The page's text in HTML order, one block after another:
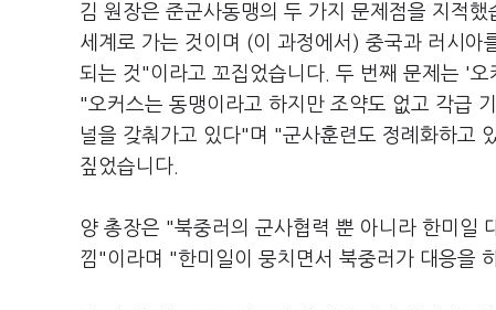
김 원장은 준군사동맹의 두 가지 문제점을 지적
세계로 가는 것이며 (이 과정에서) 중국과 러시
되는 것"이라고 꼬집었습니다. 두 번째 문제는 '
"오커스는 동맹이라고 하지만 조약도 없고 각급
널을 갖춰가고 있다"며 "군사훈련도 정례화하고
짚었습니다.
양 총장은 "북중러의 군사협력 뿐 아니라 한미일
낌"이라며 "한미일이 뭉치면서 북중러가 대응을